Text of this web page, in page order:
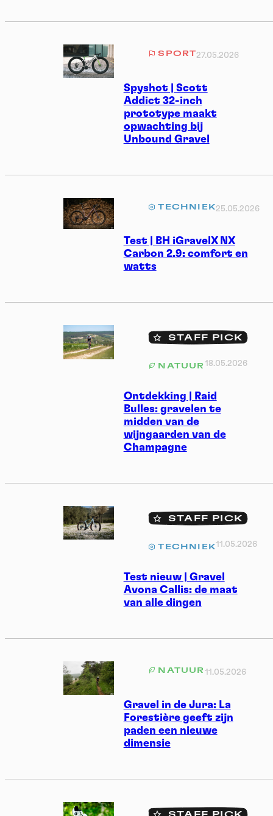
Spyshot | Scott
Addict 32-inch
prototype maakt
opwachting bij
Unbound Gravel
SPORT27.05.2026
Test | BH iGravelX NX
Carbon 2.9: comfort en
watts
TECHNIEK25.05.2026
Ontdekking | Raid
Bulles: gravelen te
midden van de
wijngaarden van de
Champagne
STAFF PICK
NATUUR 18.05.2026
Test nieuw | Gravel
Avona Callis: de maat
van alle dingen
STAFF PICK
TECHNIEK11.05.2026
Gravel in de Jura: La
Forestière geeft zijn
paden een nieuwe
dimensie
NATUUR 11.05.2026